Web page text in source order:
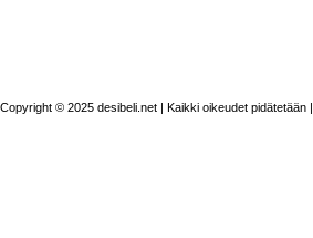
Copyright © 2025 desibeli.net | Kaikki oikeudet pidätetään |